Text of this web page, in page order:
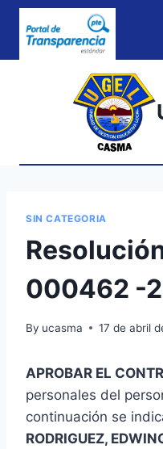
Skip
SIN CATEGORIA
000462 -
By ucasma 17 de abril
APROBAR EL
personales del
continuación se
RODRIGUEZ,